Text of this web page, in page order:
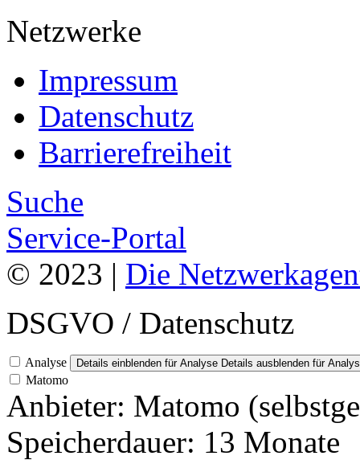
Netzwerke
Impressum
Datenschutz
Barrierefreiheit
Suche
Service-Portal
© 2023 | Die
DSGVO / Datenschutz
Analyse Details einblenden für Analyse Details ausblenden für
Matomo
Anbieter: Matomo
Speicherdauer: 13 Monate